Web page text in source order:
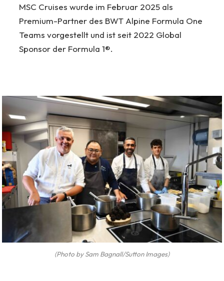
MSC Cruises wurde im Februar 2025 als
Premium-Partner des BWT Alpine Formula One
Teams vorgestellt und ist seit 2022 Global
Sponsor der Formula 1®.
(Photo by Sam Bagnall/Sutton Images)